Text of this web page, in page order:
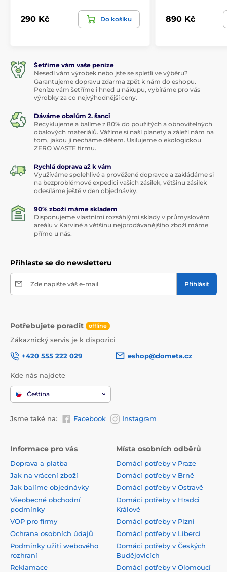
290 Kč Do košíku 890 Kč
Šetříme vám vaše peníze
Nesedí vám výrobek nebo jste se spletli ve výběru?
Garantujeme dopravu zdarma zpět k nám do eshopu.
Peníze vám šetříme i hned u nákupu, vybíráme pro vás
výrobky za co nejvýhodnější ceny.
Dáváme obalům 2. šanci
Recyklujeme a balíme z 80% do použitých a obnovitelných
obalových materiálů. Vážíme si naší planety a záleží nám na
tom, jakou ji necháme dětem. Usilujeme o ekologickou
ZERO WASTE firmu.
Rychlá doprava až k vám
Využíváme spolehlivé a prověžené dopravce a zakládáme si
na bezproblémové expedici vašich zásilek, většinu zásilek
odesíláme ještě v den objednávky.
90% zboží máme skladem
Disponujeme vlastními rozsáhlými sklady v průmyslovém
areálu v Karviné a většinu nejprodávanějšího zboží máme
přímo u nás.
Přihlaste se do newsletteru
Zde napište váš e-mail Přihlásit
Potřebujete poradit offline
Zákaznický servis je k dispozici
+420 555 222 029
eshop@dometa.cz
Kde nás najdete
Čeština
Jsme také na: Facebook Instagram
Informace pro vás
Doprava a platba
Jak na vrácení zboží
Jak balíme objednávky
Všeobecné obchodní
podmínky
VOP pro firmy
Ochrana osobních údajů
Podmínky užití webového
rozhraní
Reklamace
Místa osobních odběrů
Domácí potřeby v Praze
Domácí potřeby v Brně
Domácí potřeby v Ostravě
Domácí potřeby v Hradci
Králové
Domácí potřeby v Plzni
Domácí potřeby v Liberci
Domácí potřeby v Českých
Budějovicích
Domácí potřeby v Olomoucí